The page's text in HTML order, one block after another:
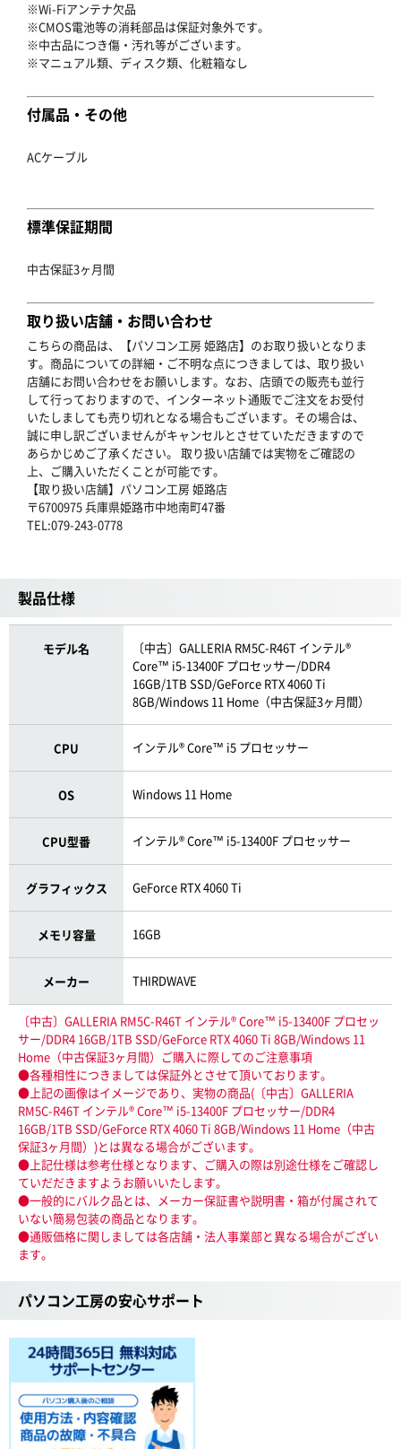
※Wi-Fiアンテナ欠品
※CMOS電池等の消耗部品は保証対象外です。
※中古品につき傷・汚れ等がございます。
※マニュアル類、ディスク類、化粧箱なし
付属品・その他
ACケーブル
標準保証期間
中古保証3ヶ月間
取り扱い店舗・お問い合わせ
こちらの商品は、【パソコン工房 姫路店】のお取り扱いとなりま
す。商品についての詳細・ご不明な点につきましては、取り扱い
店舗にお問い合わせをお願いします。なお、店頭での販売も並行
して行っておりますので、インターネット通販でご注文をお受付
いたしましても売り切れとなる場合もございます。その場合は、
誠に申し訳ございませんがキャンセルとさせていただきますので
あらかじめご了承ください。 取り扱い店舗では実物をご確認の
上、ご購入いただくことが可能です。
【取り扱い店舗】パソコン工房 姫路店
〒6700975 兵庫県姫路市中地南町47番
TEL:079-243-0778
製品仕様
モデル名
〔中古〕GALLERIA RM5C-R46T インテル®
Core™ i5-13400F プロセッサー/DDR4
16GB/1TB SSD/GeForce RTX 4060 Ti
8GB/Windows 11 Home（中古保証3ヶ月間）
CPU インテル® Core™ i5 プロセッサー
OS Windows 11 Home
CPU型番 インテル® Core™ i5-13400F プロセッサー
グラフィックス GeForce RTX 4060 Ti
メモリ容量 16GB
メーカー THIRDWAVE
〔中古〕GALLERIA RM5C-R46T インテル® Core™ i5-13400F プロセッ
サー/DDR4 16GB/1TB SSD/GeForce RTX 4060 Ti 8GB/Windows 11
Home（中古保証3ヶ月間）ご購入に際してのご注意事項
●各種相性につきましては保証外とさせて頂いております。
●上記の画像はイメージであり、実物の商品(〔中古〕GALLERIA
RM5C-R46T インテル® Core™ i5-13400F プロセッサー/DDR4
16GB/1TB SSD/GeForce RTX 4060 Ti 8GB/Windows 11 Home（中古
保証3ヶ月間）)とは異なる場合がございます。
●上記仕様は参考仕様となります、ご購入の際は別途仕様をご確認し
ていだだきますようお願いいたします。
●一般的にバルク品とは、メーカー保証書や説明書・箱が付属されて
いない簡易包装の商品となります。
●通販価格に関しましては各店舗・法人事業部と異なる場合がござい
ます。
パソコン工房の安心サポート